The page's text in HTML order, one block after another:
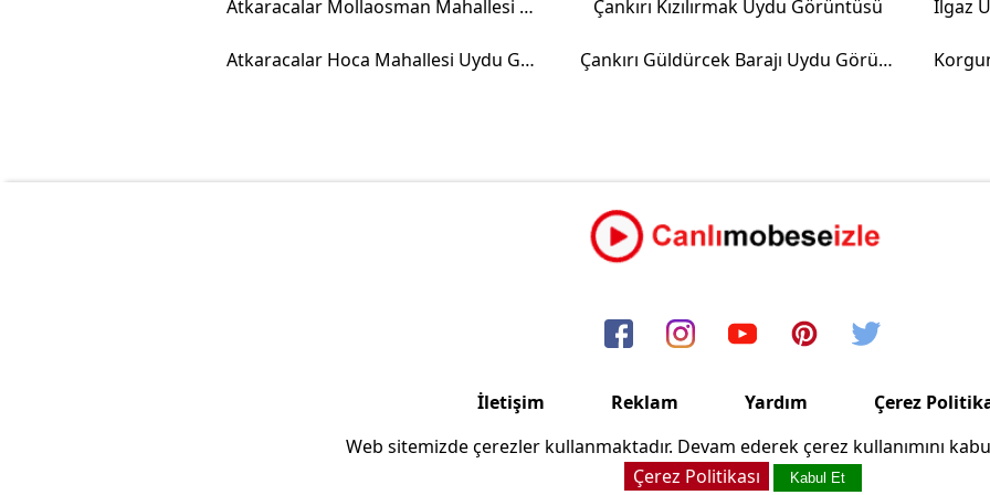
Atkaracalar Mollaosman Mahallesi Uydu Görüntüsü Çankırı Kızılırmak Uydu Görüntüsü
Atkaracalar Hoca Mahallesi Uydu Görüntüsü Çankırı Güldürcek Barajı Uydu Görüntüsü
İletişim Reklam Yardım Çerez
Copyright © 2006/2024 Canlimobeseizle.com
Web sitemizde çerezler kullanmaktadır. Devam ederek çerez kullanımını
Çerez Politikası
Kabul Et